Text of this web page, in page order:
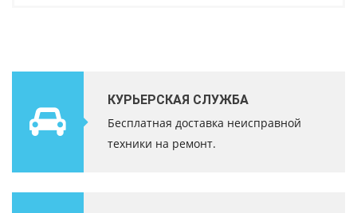
КУРЬЕРСКАЯ СЛУЖБА
Бесплатная доставка неисправной
техники на ремонт.